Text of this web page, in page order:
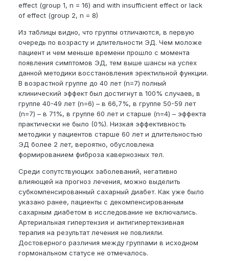
effect (group 1, n = 16) and with insufficient effect or lack
of effect (group 2, n = 8)
Из таблицы видно, что группы отличаются, в первую
очередь по возрасту и длительности ЭД. Чем моложе
пациент и чем меньше времени прошло с момента
появления симптомов ЭД, тем выше шансы на успех
данной методики восстановления эректильной функции.
В возрастной группе до 40 лет (n=7) полный
клинический эффект был достигнут в 100% случаев, в
группе 40-49 лет (n=6) – в 66,7%, в группе 50-59 лет
(n=7) – в 71%, в группе 60 лет и старше (n=4) – эффекта
практически не было (0%). Низкая эффективность
методики у пациентов старше 60 лет и длительностью
ЭД более 2 лет, вероятно, обусловлена
формированием фиброза кавернозных тел.
Среди сопутствующих заболеваний, негативно
влияющей на прогноз лечения, можно выделить
субкомпенсированный сахарный диабет. Как уже было
указано ранее, пациенты с декомпенсированным
сахарным диабетом в исследование не включались.
Артериальная гипертензия и антигипертензивная
терапия на результат лечения не повлияли.
Достоверного различия между группами в исходном
гормональном статусе не отмечалось.